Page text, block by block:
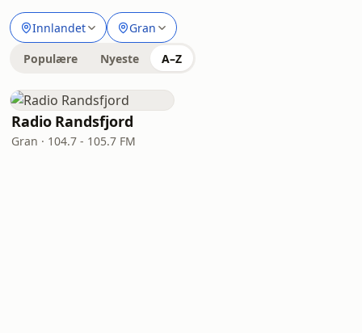
Innlandet Gran
Populære Nyeste A–Z
Radio Randsfjord
Gran · 104.7 - 105.7 FM